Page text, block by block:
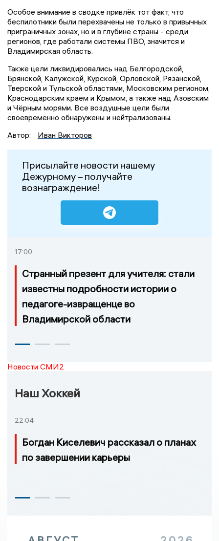
Особое внимание в сводке привлёк тот факт, что
беспилотники были перехвачены не только в привычных
приграничных зонах, но и в глубине страны - среди
регионов, где работали системы ПВО, значится и
Владимирская область.
Также цели ликвидировались над Белгородской,
Брянской, Калужской, Курской, Орловской, Рязанской,
Тверской и Тульской областями, Московским регионом,
Краснодарским краем и Крымом, а также над Азовским
и Чёрным морями. Все воздушные цели были
своевременно обнаружены и нейтрализованы.
Автор:
Иван Викторов
Присылайте новости нашему
Дежурному – получайте
вознаграждение!
17:00
Странный презент для учителя: стали
известны подробности истории о
педагоге-извращенце во
Владимирской области
Новости СМИ2
Наш Хоккей
22:04
Богдан Киселевич рассказал о планах
по завершении карьеры